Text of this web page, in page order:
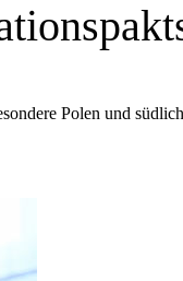
Polen und